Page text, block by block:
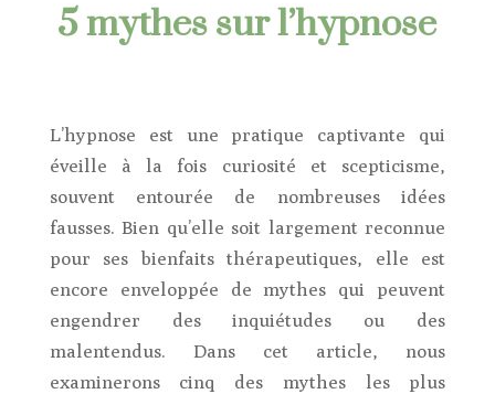
5 mythes sur l’hypnose
L’hypnose est une pratique captivante qui
éveille à la fois curiosité et scepticisme,
souvent entourée de nombreuses idées
fausses. Bien qu’elle soit largement reconnue
pour ses bienfaits thérapeutiques, elle est
encore enveloppée de mythes qui peuvent
engendrer des inquiétudes ou des
malentendus. Dans cet article, nous
examinerons cinq des mythes les plus